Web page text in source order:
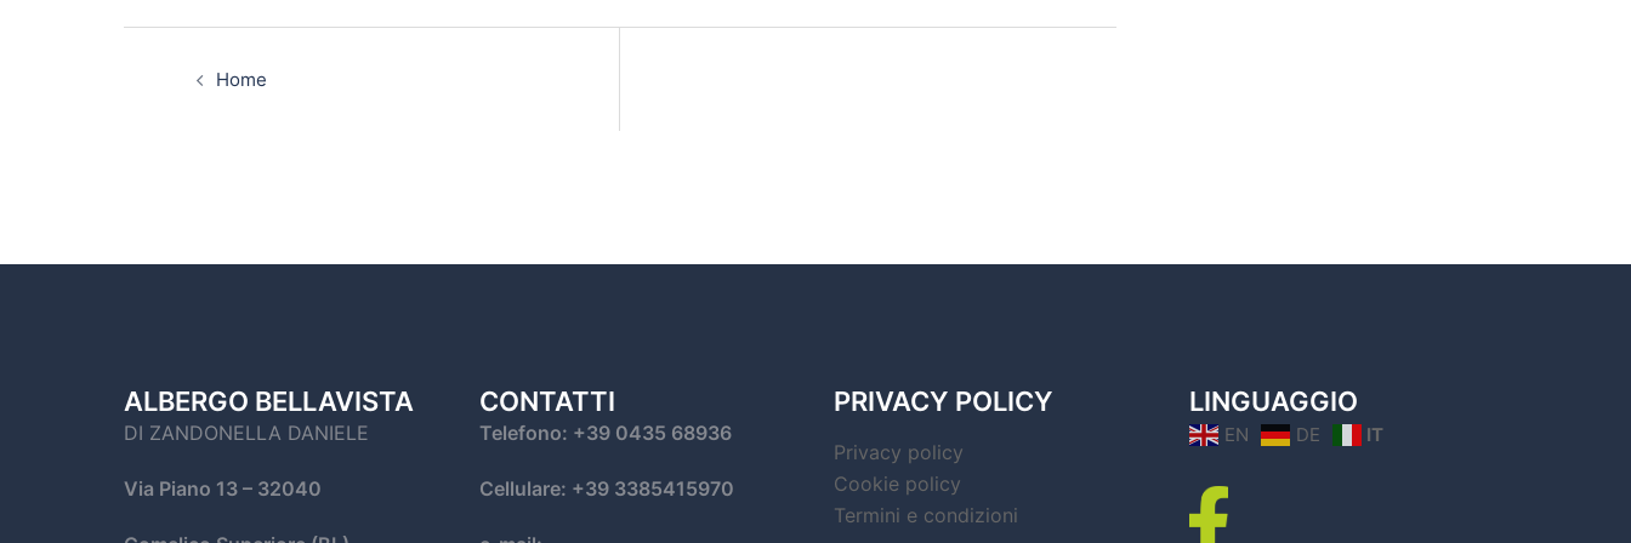
Home
ALBERGO BELLAVISTA
DI ZANDONELLA DANIELE
Via Piano 13 – 32040
CONTATTI
Telefono: +39 0435 68936
Cellulare: +39 3385415970
PRIVACY POLICY
Privacy policy
Cookie policy
Termini e condizioni
LINGUAGGIO
EN DE IT